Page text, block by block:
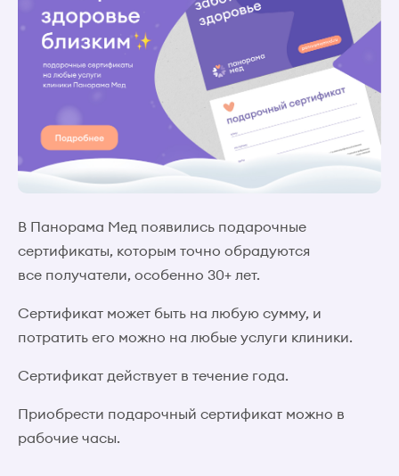
В Панорама Мед появились подарочные
сертификаты, которым точно обрадуются
все получатели, особенно 30+ лет.
Сертификат может быть на любую сумму, и
потратить его можно на любые услуги клиники.
Сертификат действует в течение года.
Приобрести подарочный сертификат можно в
рабочие часы.